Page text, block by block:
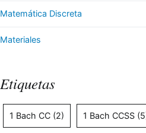
Matemática Discreta
Materiales
Etiquetas
1 Bach CC (2) 1 Bach CCSS